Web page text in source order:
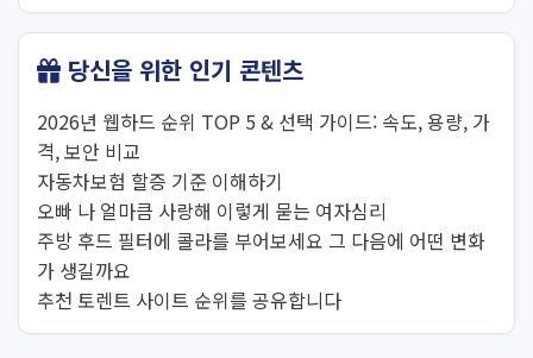
당신을 위한 인기 콘텐츠
2026년 웹하드 순위 TOP 5 & 선택 가이드: 속도, 용량, 가
격, 보안 비교
자동차보험 할증 기준 이해하기
오빠 나 얼마큼 사랑해 이렇게 묻는 여자심리
주방 후드 필터에 콜라를 부어보세요 그 다음에 어떤 변화
가 생길까요
추천 토렌트 사이트 순위를 공유합니다